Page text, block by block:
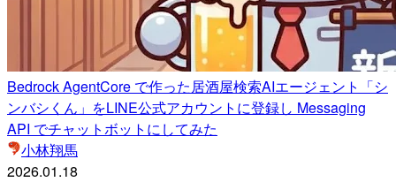
Bedrock AgentCore で作った居酒屋検索AIエージェント「シ
ンバシくん」をLINE公式アカウントに登録し Messaging
API でチャットボットにしてみた
小林翔馬
2026.01.18